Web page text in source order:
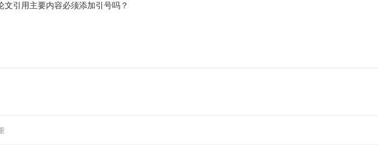
引用主要内容必须添加引号吗？